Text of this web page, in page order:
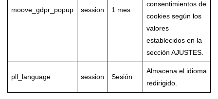
moove_gdpr_popup session 1 mes
consentimientos de
cookies según los
valores
establecidos en la
sección AJUSTES.
pll_language session Sesión
Almacena el idioma
redirigido.